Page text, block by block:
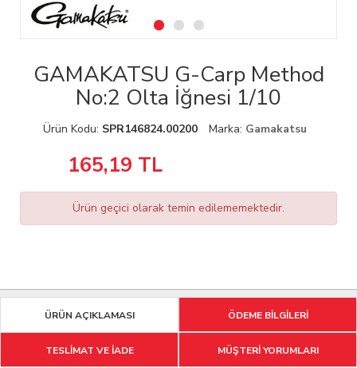
GAMAKATSU G-Carp Method
No:2 Olta İğnesi 1/10
Ürün Kodu: SPR146824.00200 Marka: Gamakatsu
165,19 TL
Ürün geçici olarak temin edilememektedir.
ÜRÜN AÇIKLAMASI ÖDEME BİLGİLERİ
TESLİMAT VE İADE MÜŞTERİ YORUMLARI